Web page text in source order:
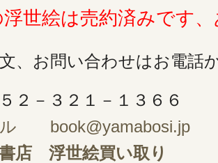
浮世絵は売約済みです
、お問い合わせはお電話
２－３２１－１３６６
ル book@yamabosi.jp
店
浮世絵買い取り